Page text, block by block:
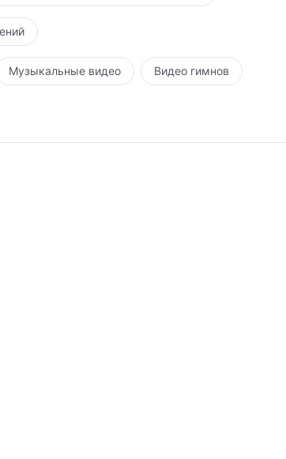
Музыкальные видео Видео гимнов